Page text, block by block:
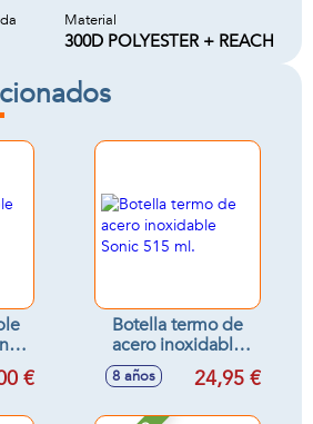
Material
300D POLYESTER + REACH
€
Botella termo de
acero inoxidable
Sonic 515 ml.
8 años 24,95 €